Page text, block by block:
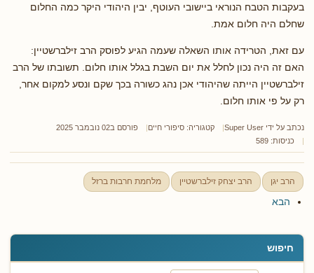
חיפוש
בעקבות הטבח הנוראי ביישובי העוטף, יבין היהודי היקר כמה החלום
שחלם היה חלום אמת.
עם זאת, הטרידה אותו השאלה שעמה הגיע לפוסק הרב זילברשטיין:
האם זה היה נכון לחלל את יום השבת בגלל אותו חלום. תשובתו של הרב
זילברשטיין הייתה שהיהודי אכן נהג כשורה בכך שקם ונסע למקום אחר,
רק על פי אותו חלום.
נכתב על ידי Super User קטגוריה: סיפורי חיים
פורסם ב02 נובמבר 2025
כניסות: 589
הרב יגן הרב יצחק זילברשטיין מלחמת חרבות ברזל
הבא